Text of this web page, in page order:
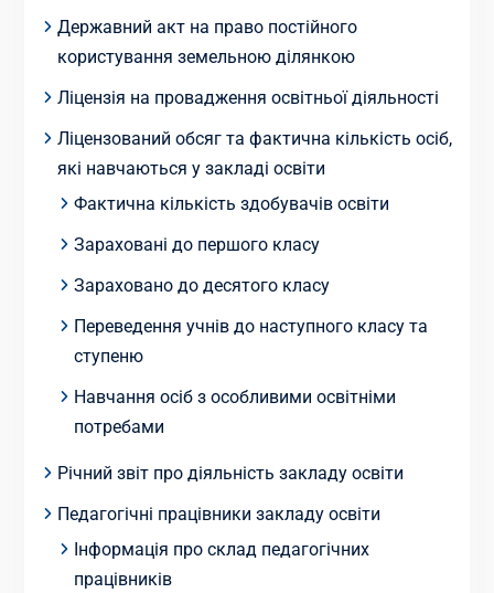
Державний акт на право постійного
користування земельною ділянкою
Ліцензія на провадження освітньої діяльності
Ліцензований обсяг та фактична кількість осіб,
які навчаються у закладі освіти
Фактична кількість здобувачів освіти
Зараховані до першого класу
Зараховано до десятого класу
Переведення учнів до наступного класу та
ступеню
Навчання осіб з особливими освітніми
потребами
Річний звіт про діяльність закладу освіти
Педагогічні працівники закладу освіти
Інформація про склад педагогічних
працівників